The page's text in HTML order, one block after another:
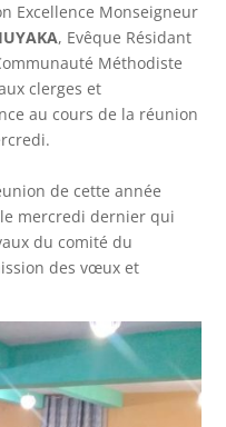
Excellence Monseigneur
, Evêque Résidant
Méthodiste
clerges et
au cours de la réunion
de cette année
mercredi dernier qui
du comité du
des vœux et